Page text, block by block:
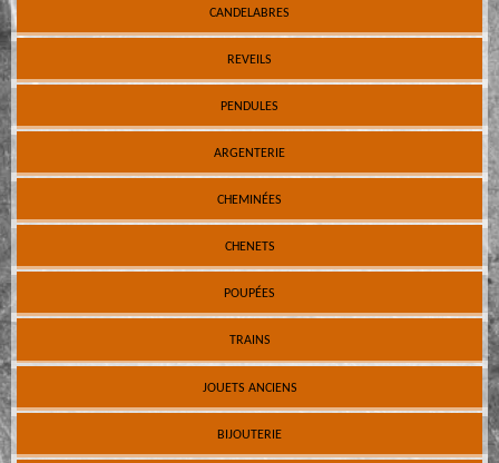
CANDELABRES
REVEILS
PENDULES
ARGENTERIE
CHEMINÉES
CHENETS
POUPÉES
TRAINS
JOUETS ANCIENS
BIJOUTERIE